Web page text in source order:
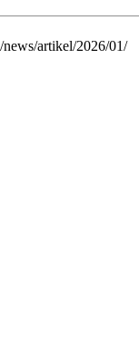
news/artikel/2026/01/